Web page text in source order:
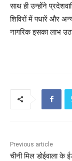
साथ ही उन्होंने
शिविरों में पधारें और
नागरिक इसका लाभ
Previous article
चीनी मिल डोईवाला के